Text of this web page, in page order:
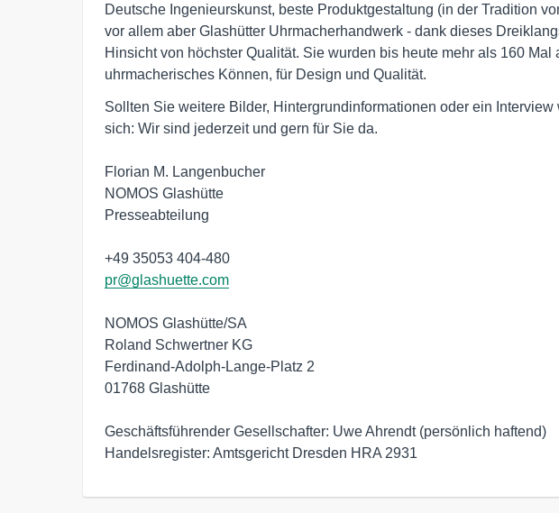
Deutsche Ingenieurskunst, beste Produktgestaltung (in der Tradition
vor allem aber Glashütter Uhrmacherhandwerk - dank dieses
Hinsicht von höchster Qualität. Sie wurden bis heute mehr als 160 Mal
uhrmacherisches Können, für Design und Qualität.
Sollten Sie weitere Bilder, Hintergrundinformationen oder ein
sich: Wir sind jederzeit und gern für Sie da.
Florian M. Langenbucher
NOMOS Glashütte
Presseabteilung
pr@glashuette.com
NOMOS Glashütte/SA
Roland Schwertner KG
Ferdinand-Adolph-Lange-Platz 2
01768 Glashütte
Geschäftsführender Gesellschafter: Uwe Ahrendt (persönlich haftend)
Handelsregister: Amtsgericht Dresden HRA 2931